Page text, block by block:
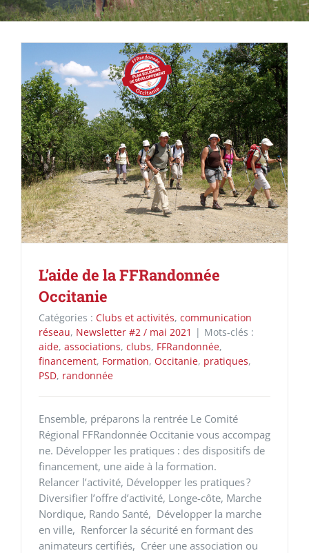
L’aide de la FFRandonnée
Occitanie
Catégories : Clubs et activités, communication
réseau, Newsletter #2 / mai 2021 | Mots-clés :
aide, associations, clubs, FFRandonnée,
financement, Formation, Occitanie, pratiques,
PSD, randonnée
Ensemble, préparons la rentrée Le Comité
Régional FFRandonnée Occitanie vous accompag
ne. Développer les pratiques : des dispositifs de
financement, une aide à la formation.
Relancer l’activité, Développer les pratiques ?
Diversifier l’offre d’activité, Longe-côte, Marche
Nordique, Rando Santé, Développer la marche
en ville, Renforcer la sécurité en formant des
animateurs certifiés, Créer une association ou